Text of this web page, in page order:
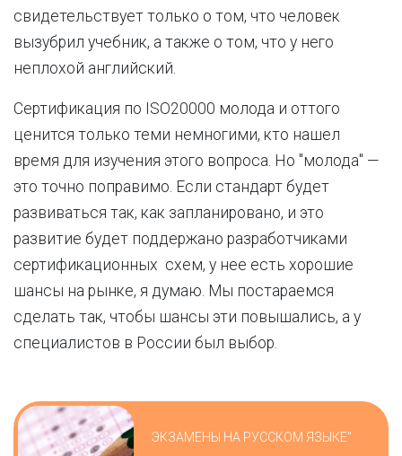
свидетельствует только о том, что человек
вызубрил учебник, а также о том, что у него
неплохой английский.
Сертификация по ISO20000 молода и оттого
ценится только теми немногими, кто нашел
время для изучения этого вопроса. Но "молода" —
это точно поправимо. Если стандарт будет
развиваться так, как запланировано, и это
развитие будет поддержано разработчиками
сертификационных схем, у нее есть хорошие
шансы на рынке, я думаю. Мы постараемся
сделать так, чтобы шансы эти повышались, а у
специалистов в России был выбор.
ЭКЗАМЕНЫ НА РУССКОМ ЯЗЫКЕ"